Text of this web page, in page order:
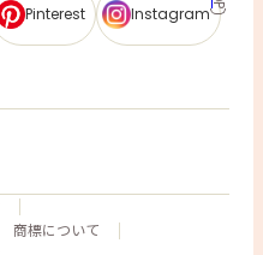
Pinterest Instagram
商標について